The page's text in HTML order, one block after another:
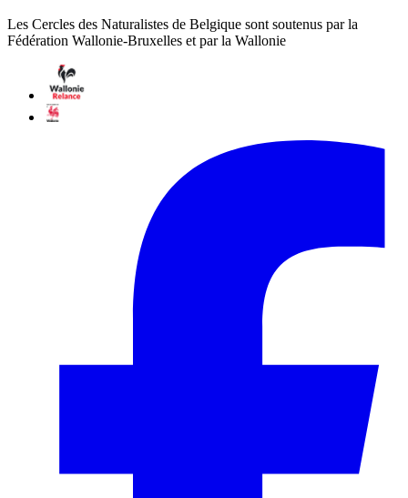
Les Cercles des Naturalistes de Belgique sont soutenus par la
Fédération Wallonie-Bruxelles et par la Wallonie